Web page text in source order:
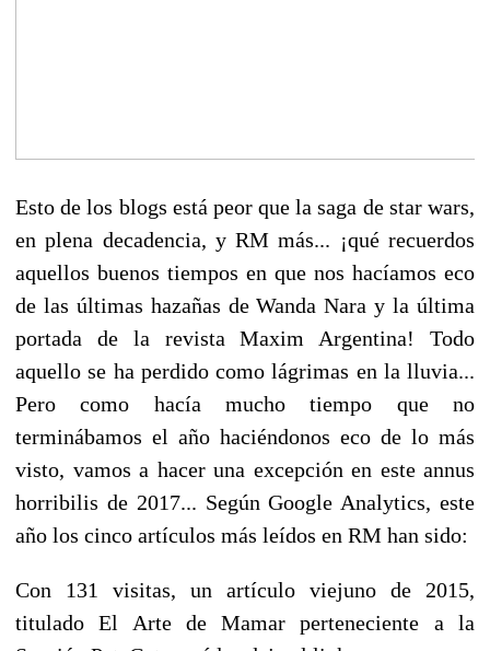
Esto de los blogs está peor que la saga de star wars,
en plena decadencia, y RM más... ¡qué recuerdos
aquellos buenos tiempos en que nos hacíamos eco
de las últimas hazañas de Wanda Nara y la última
portada de la revista Maxim Argentina! Todo
aquello se ha perdido como lágrimas en la lluvia...
Pero como hacía mucho tiempo que no
terminábamos el año haciéndonos eco de lo más
visto, vamos a hacer una excepción en este annus
horribilis de 2017... Según Google Analytics, este
año los cinco artículos más leídos en RM han sido:
Con 131 visitas, un artículo viejuno de 2015,
titulado El Arte de Mamar perteneciente a la